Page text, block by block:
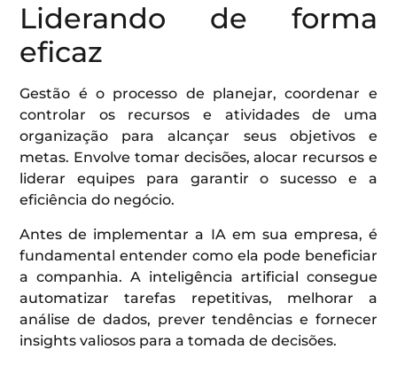
Liderando de forma
eficaz
Gestão é o processo de planejar, coordenar e
controlar os recursos e atividades de uma
organização para alcançar seus objetivos e
metas. Envolve tomar decisões, alocar recursos e
liderar equipes para garantir o sucesso e a
eficiência do negócio.
Antes de implementar a IA em sua empresa, é
fundamental entender como ela pode beneficiar
a companhia. A inteligência artificial consegue
automatizar tarefas repetitivas, melhorar a
análise de dados, prever tendências e fornecer
insights valiosos para a tomada de decisões.